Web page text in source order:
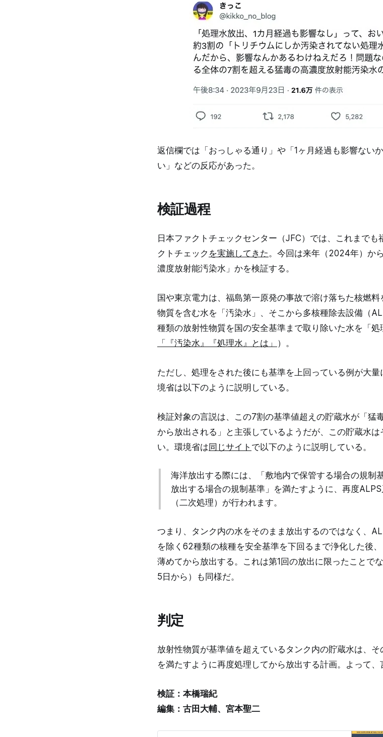
返信欄では「おっしゃる通り」や「1ヶ月経過も影響ない
い」などの反応があった。
検証過程
日本ファクトチェックセンター（JFC）では、これまで
クトチェック を実施してきた 。今回は来年（2024年）か
濃度放射能汚染水」かを検証する。
国や東京電力は、福島第一原発の事故で溶け落ちた核燃
物質を含む水を「汚染水」、そこから多核種除去設備（
種類の放射性物質を国の安全基準まで取り除いた水を「
「『汚染水』『処理水』とは」 ）。
ただし、処理をされた後にも基準を上回っている例が大
境省は以下のように説明している。
検証対象の言説は、この7割の基準値超えの貯蔵水が「猛
から放出される」と主張しているようだが、この貯蔵水
い。環境省は同じサイト で以下のように説明している。
海洋放出する際には、「敷地内で保管する場合の規制
放出する場合の規制基準」を満たすように、再度
（二次処理）が行われます。
つまり、タンク内の水をそのまま放出するのではなく、
を除く62種類の核種を安全基準を下回るまで浄化した後
薄めてから放出する。これは第1回の放出に限ったことで
5日から）も同様だ。
判定
放射性物質が基準値を超えているタンク内の貯蔵水は、
を満たすように再度処理してから放出する計画。よって、
検証：本橋瑞紀
編集：古田大輔、宮本聖二